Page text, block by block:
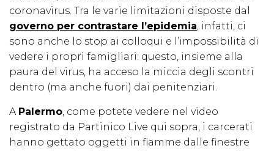
coronavirus. Tra le varie limitazioni disposte dal
governo per contrastare l’epidemia, infatti, ci
sono anche lo stop ai colloqui e l’impossibilità di
vedere i propri famigliari: questo, insieme alla
paura del virus, ha acceso la miccia degli scontri
dentro (ma anche fuori) dai penitenziari.
A Palermo, come potete vedere nel video
registrato da Partinico Live qui sopra, i carcerati
hanno gettato oggetti in fiamme dalle finestre